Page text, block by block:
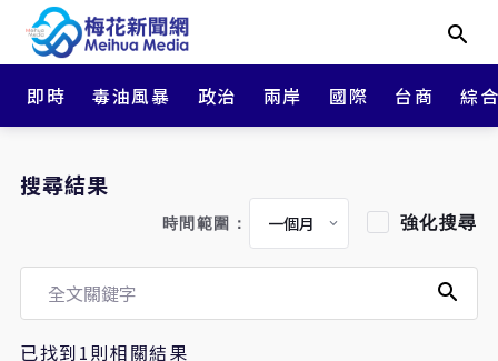
即時 毒油風暴 政治 兩岸 國際 台商 綜
搜尋結果
時間範圍： 強化搜尋
已找到1則相關結果